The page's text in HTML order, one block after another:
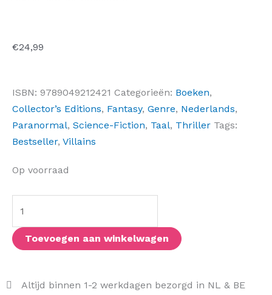
€24,99
ISBN: 9789049212421 Categorieën: Boeken,
Collector’s Editions, Fantasy, Genre, Nederlands,
Paranormal, Science-Fiction, Taal, Thriller Tags:
Bestseller, Villains
Op voorraad
Vicious
Edition)
aantalToevoegen aan winkelwagen
Altijd binnen 1-2 werkdagen bezorgd in NL & BE